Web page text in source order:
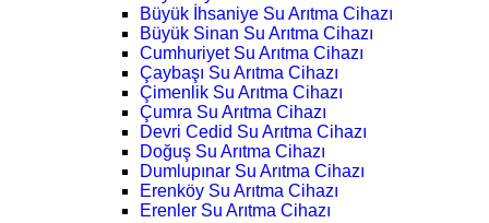
Büyük İhsaniye Su Arıtma Cihazı
Büyük Sinan Su Arıtma Cihazı
Cumhuriyet Su Arıtma Cihazı
Çaybaşı Su Arıtma Cihazı
Çimenlik Su Arıtma Cihazı
Çumra Su Arıtma Cihazı
Devri Cedid Su Arıtma Cihazı
Doğuş Su Arıtma Cihazı
Dumlupınar Su Arıtma Cihazı
Erenköy Su Arıtma Cihazı
Erenler Su Arıtma Cihazı